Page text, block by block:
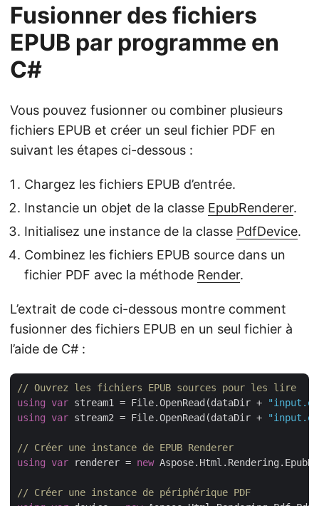
Fusionner des fichiers
EPUB par programme en
C#
Vous pouvez fusionner ou combiner plusieurs
fichiers EPUB et créer un seul fichier PDF en
suivant les étapes ci-dessous :
Chargez les fichiers EPUB d’entrée.
Instancie un objet de la classe EpubRenderer.
Initialisez une instance de la classe PdfDevice.
Combinez les fichiers EPUB source dans un
fichier PDF avec la méthode Render.
L’extrait de code ci-dessous montre comment
fusionner des fichiers EPUB en un seul fichier à
l’aide de C# :
// Ouvrez les fichiers EPUB sources pour les lire
using
var stream1 = File.OpenRead(dataDir +
using
var stream2 = File.OpenRead(dataDir +
// Créer une instance de EPUB Renderer
using
var renderer = new
// Créer une instance de périphérique PDF